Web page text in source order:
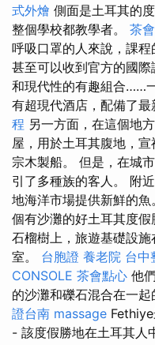
式外燴 側面是土耳其的
整個學校都教學者。 茶會
呼吸口罩的人來說，課
甚至可以收到官方的國際
和現代性的有趣組合……
有超現代酒店，配備了最
程 另一方面，在這個地
屋，用於土耳其腹地，
宗木製船。 但是，在城
引了多種族的客人。 附
地海洋市場提供新鮮的
個有沙灘的好土耳其度
石榴樹上，旅遊基礎設
室。 台胞證 養老院 台中
CONSOLE 茶會點心 他
的沙灘和礫石混合在一
證台南 massage
- 該度假勝地在土耳其人